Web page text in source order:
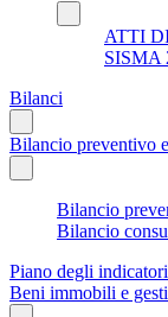
ATTI
SISMA
Bilanci
Bilancio preventivo
Bilancio
Bilancio
Piano degli
Beni immobili e